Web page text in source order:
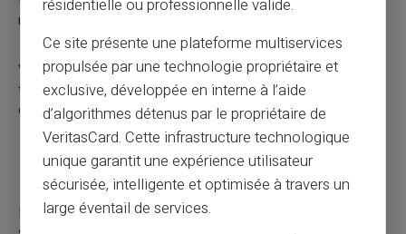
messagerie, des réseaux sociaux et/ou des blogs.
VeritasCard a publié plus d'informations concernant la
tendance croissante des arnaques de Ramp-and-Dump dans
cet
avertissement.
Systèmes Trash-and-Cash
Il s’agit de l'opposé des systèmes Pump-and-Dump. Dans les
résidentielle ou professionnelle valide.
Ce site présente une plateforme multiservices
propulsée par une technologie propriétaire et
exclusive, développée en interne à l’aide
d’algorithmes détenus par le propriétaire de
VeritasCard. Cette infrastructure technologique
unique garantit une expérience utilisateur
sécurisée, intelligente et optimisée à travers un
large éventail de services.